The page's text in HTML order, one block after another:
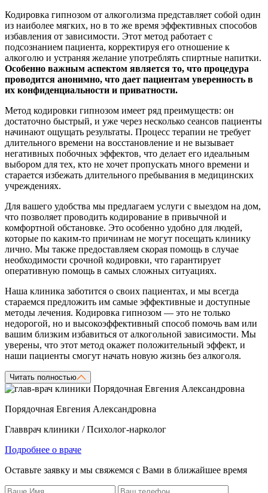
Кодировка гипнозом от алкоголизма представляет собой один
из наиболее мягких, но в то же время эффективных способов
избавления от зависимости. Этот метод работает с
подсознанием пациента, корректируя его отношение к
алкоголю и устраняя желание употреблять спиртные напитки.
Особенно важным аспектом является то, что процедура
проводится анонимно, что дает пациентам уверенность в
их конфиденциальности и приватности.
Метод кодировки гипнозом имеет ряд преимуществ: он
достаточно быстрый, и уже через несколько сеансов пациенты
начинают ощущать результаты. Процесс терапии не требует
длительного времени на восстановление и не вызывает
негативных побочных эффектов, что делает его идеальным
выбором для тех, кто не хочет пропускать много времени и
старается избежать длительного пребывания в медицинских
учреждениях.
Для вашего удобства мы предлагаем услуги с выездом на дом,
что позволяет проводить кодирование в привычной и
комфортной обстановке. Это особенно удобно для людей,
которые по каким-то причинам не могут посещать клинику
лично. Мы также предоставляем скорая помощь в случае
необходимости срочной кодировки, что гарантирует
оперативную помощь в самых сложных ситуациях.
Наша клиника заботится о своих пациентах, и мы всегда
стараемся предложить им самые эффективные и доступные
методы лечения. Кодировка гипнозом — это не только
недорогой, но и высокоэффективный способ помочь вам или
вашим близким избавиться от алкогольной зависимости. Мы
уверены, что этот метод окажет положительный эффект, и
наши пациенты смогут начать новую жизнь без алкоголя.
Читать полностью
Порядочная Евгения Александровна
Главврач клиники / Психолог-нарколог
Подробнее о враче
Оставьте заявку и мы свяжемся с Вами в ближайшее время